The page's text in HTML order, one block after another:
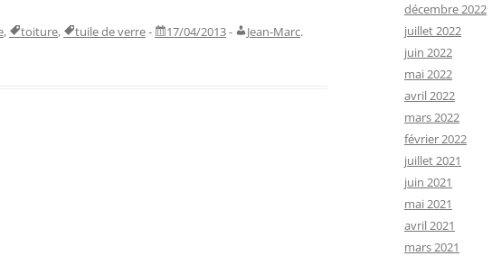
, toiture, tuile de verre- 17/04/2013- Jean-Marc.
décembre 2022
juillet 2022
juin 2022
mai 2022
avril 2022
mars 2022
février 2022
juillet 2021
juin 2021
mai 2021
avril 2021
mars 2021